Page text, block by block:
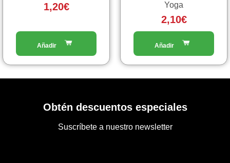
1,20€
Yoga
2,10€
Obtén descuentos especiales
Suscríbete a nuestro newsletter